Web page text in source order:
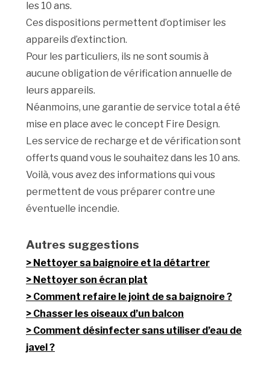
les 10 ans.
Ces dispositions permettent d’optimiser les
appareils d’extinction.
Pour les particuliers, ils ne sont soumis à
aucune obligation de vérification annuelle de
leurs appareils.
Néanmoins, une garantie de service total a été
mise en place avec le concept Fire Design.
Les service de recharge et de vérification sont
offerts quand vous le souhaitez dans les 10 ans.
Voilà, vous avez des informations qui vous
permettent de vous préparer contre une
éventuelle incendie.
Autres suggestions
Nettoyer sa baignoire et la détartrer
Nettoyer son écran plat
Comment refaire le joint de sa baignoire ?
Chasser les oiseaux d’un balcon
Comment désinfecter sans utiliser d’eau de
javel ?